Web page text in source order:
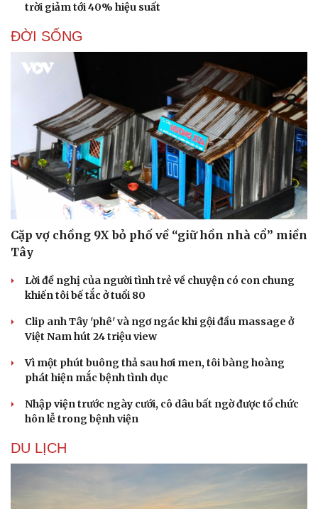
trời giảm tới 40% hiệu suất
ĐỜI SỐNG
Cặp vợ chồng 9X bỏ phố về “giữ hồn nhà cổ” miền
Tây
Lời đề nghị của người tình trẻ về chuyện có con chung
khiến tôi bế tắc ở tuổi 80
Clip anh Tây 'phê' và ngơ ngác khi gội đầu massage ở
Việt Nam hút 24 triệu view
Vì một phút buông thả sau hơi men, tôi bàng hoàng
phát hiện mắc bệnh tình dục
Nhập viện trước ngày cưới, cô dâu bất ngờ được tổ chức
hôn lễ trong bệnh viện
DU LỊCH